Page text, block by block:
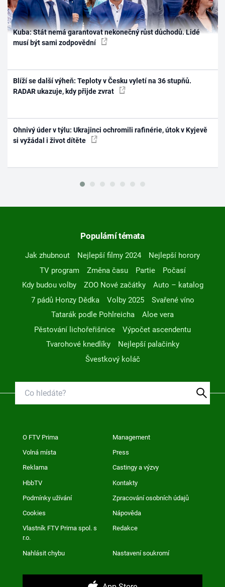
Kuba: Stát nemá garantovat nekonečný růst důchodů. Lidé
musí být sami zodpovědní
Blíží se další výheň: Teploty v Česku vyletí na 36 stupňů.
RADAR ukazuje, kdy přijde zvrat
Ohnivý úder v týlu: Ukrajinci ochromili rafinérie, útok v Kyjevě
si vyžádal i život dítěte
Populární témata
Jak zhubnout Nejlepší filmy 2024
Nejlepší horory
TV program
Změna času Partie
Počasí
Kdy budou volby
ZOO Nové začátky
Auto – katalog
7 pádů Honzy Dědka
Volby 2025
Svařené víno
Tatarák podle Pohlreicha
Aloe vera
Pěstování lichořeřišnice
Výpočet ascendentu
Tvarohové knedlíky
Nejlepší palačinky
Švestkový koláč
O FTV Prima Management
Volná místa Press
Reklama Castingy a výzvy
HbbTV Kontakty
Podmínky užívání Zpracování osobních údajů
Cookies Nápověda
Vlastník FTV Prima spol. s
r.o.
Redakce
Nahlásit chybu Nastavení soukromí